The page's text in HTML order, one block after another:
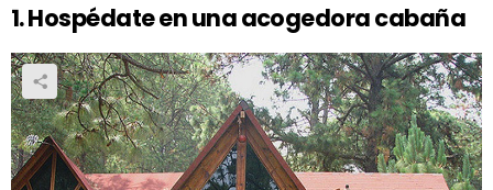
1. Hospédate en una acogedora cabaña